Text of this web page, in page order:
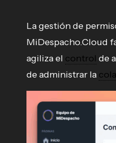
La gestión de
MiDespacho.Cloud
agiliza el control de
de administrar la